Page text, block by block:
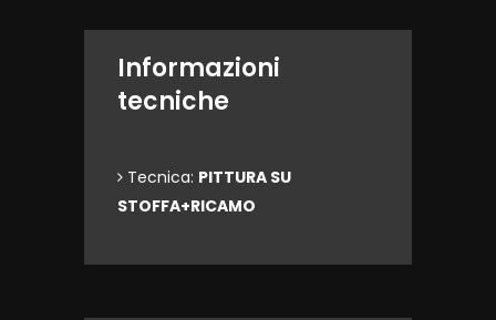
Informazioni
tecniche
Tecnica: PITTURA SU
STOFFA+RICAMO